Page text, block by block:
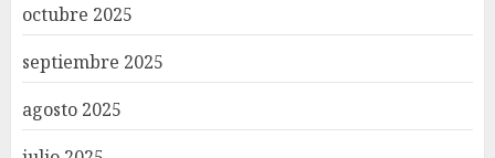
octubre 2025
septiembre 2025
agosto 2025